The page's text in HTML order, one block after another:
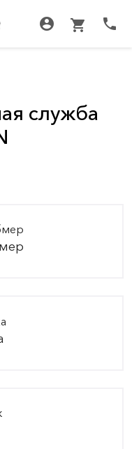
account_circle shopping_cart call
служба